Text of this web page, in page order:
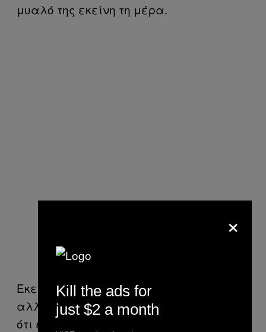
μυαλό της εκείνη τη μέρα.
Εκείνος μου είχε πει ότι μ’ αγαπούσε,
αλλά δεν τον πίστεψα ποτέ και νομίζω
ότι έκανα καλά. Ένιωθα έλξη αλλά και
×
Kill the ads for
just $2 a month